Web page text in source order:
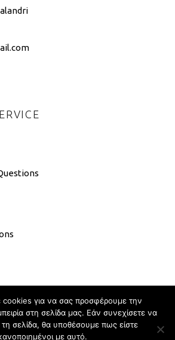
Development Global Touch
cookies για να σας προσφέρουμε την
στη σελίδα μας. Εάν συνεχίσετε να
τη σελίδα, θα υποθέσουμε πως είστε
με αυτό.